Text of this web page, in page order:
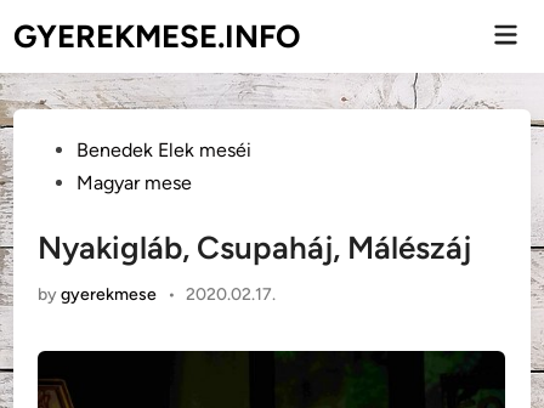
to
content
GYEREKMESE.INFO
PostedBenedek Elek meséi
Magyar mese
Nyakigláb, Csupaháj, Málészáj
bygyerekmese • 2020.02.17.